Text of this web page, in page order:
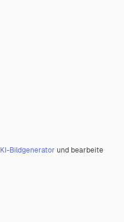
KI-Bildgenerator und bearbeite